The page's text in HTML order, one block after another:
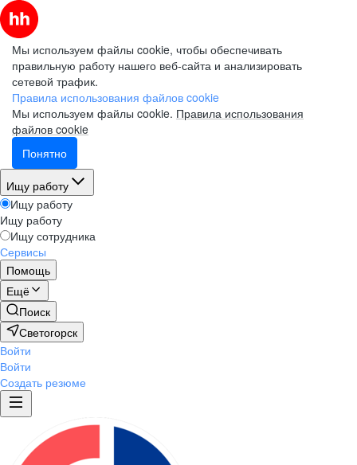
Мы используем файлы cookie, чтобы обеспечивать
правильную работу нашего веб-сайта и анализировать
сетевой трафик.
Правила использования файлов cookie
Мы используем файлы cookie. Правила использования
файлов cookie
Понятно
Ищу работу
Ищу работу
Ищу работу
Ищу сотрудника
Сервисы
Помощь
Ещё
Поиск
Светогорск
Войти
Войти
Создать резюме